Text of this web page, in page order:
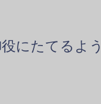
にたてるよ